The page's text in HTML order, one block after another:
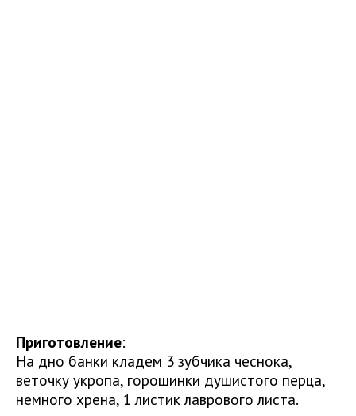
Приготовление:
На дно банки кладем 3 зубчика чеснока,
веточку укропа, горошинки душистого перца,
немного хрена, 1 листик лаврового листа.